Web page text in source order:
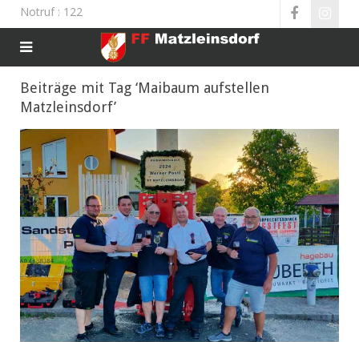
Notruf: 122
Beiträge mit Tag ‘Maibaum aufstellen
Matzleinsdorf’